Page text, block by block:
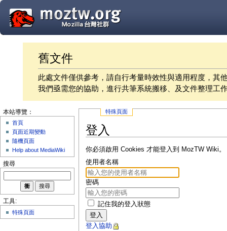
舊文件
此處文件僅供參考，請自行考量時效性與適用程度，其
我們亟需您的協助，進行共筆系統搬移、及文件整理工
特殊頁面
登入
你必須啟用 Cookies 才能登入到 MozTW Wiki。
使用者名稱
密碼
記住我的登入狀態
登入
登入協助
本站導覽：
首頁
頁面近期變動
隨機頁面
Help about MediaWiki
搜尋
工具:
特殊頁面